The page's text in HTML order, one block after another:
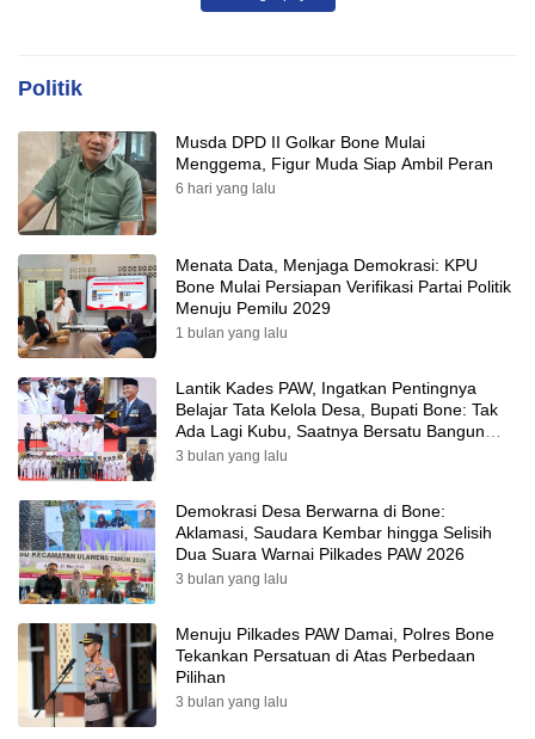
Politik
Musda DPD II Golkar Bone Mulai
Menggema, Figur Muda Siap Ambil Peran
6 hari yang lalu
Menata Data, Menjaga Demokrasi: KPU
Bone Mulai Persiapan Verifikasi Partai Politik
Menuju Pemilu 2029
1 bulan yang lalu
Lantik Kades PAW, Ingatkan Pentingnya
Belajar Tata Kelola Desa, Bupati Bone: Tak
Ada Lagi Kubu, Saatnya Bersatu Bangun
Desa
3 bulan yang lalu
Demokrasi Desa Berwarna di Bone:
Aklamasi, Saudara Kembar hingga Selisih
Dua Suara Warnai Pilkades PAW 2026
3 bulan yang lalu
Menuju Pilkades PAW Damai, Polres Bone
Tekankan Persatuan di Atas Perbedaan
Pilihan
3 bulan yang lalu